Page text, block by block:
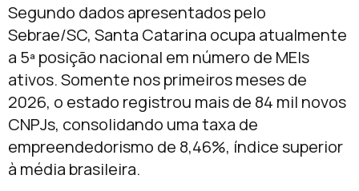
Segundo dados apresentados pelo
Sebrae/SC, Santa Catarina ocupa atualmente
a 5ª posição nacional em número de MEIs
ativos. Somente nos primeiros meses de
2026, o estado registrou mais de 84 mil novos
CNPJs, consolidando uma taxa de
empreendedorismo de 8,46%, índice superior
à média brasileira.